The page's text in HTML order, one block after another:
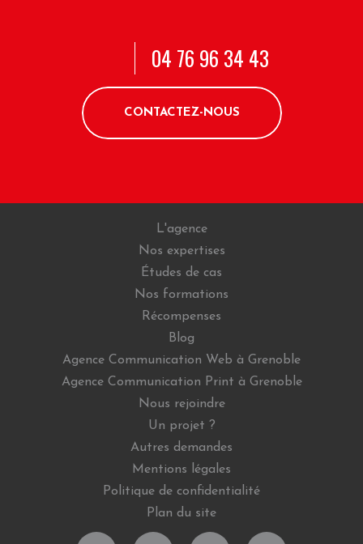
04 76 96 34 43
CONTACTEZ-NOUS
L'agence
Nos expertises
Études de cas
Nos formations
Récompenses
Blog
Agence Communication Web à Grenoble
Agence Communication Print à Grenoble
Nous rejoindre
Un projet ?
Autres demandes
Mentions légales
Politique de confidentialité
Plan du site